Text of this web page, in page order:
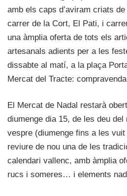
amb els caps d’aviram criats
carrer de la Cort, El Pati, i
una àmplia oferta de tots els
artesanals adients per a les
dissabte al matí, a la plaça
Mercat del Tracte:
El Mercat de Nadal restarà
diumenge dia 15, de les deu del
vespre (diumenge fins a les
reviure de nou una de les
calendari vallenc, amb àmplia
rucs i someres… i elements